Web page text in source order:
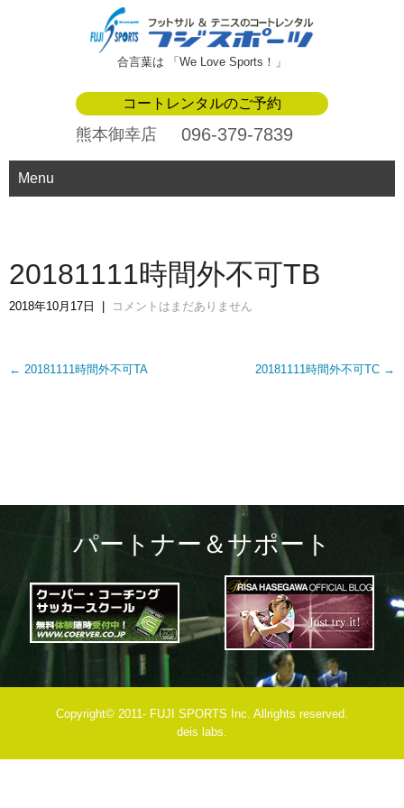
合言葉は 「We Love Sports！」
コートレンタルのご予約
熊本御幸店 096-379-7839
Menu
20181111時間外不可TB
2018年10月17日 コメントはまだありません
Post
← 20181111時間外不可TA 20181111時間外不可TC →
パートナー＆サポート
Copyright© 2011- FUJI SPORTS Inc. Allrights reserved.
deis labs.